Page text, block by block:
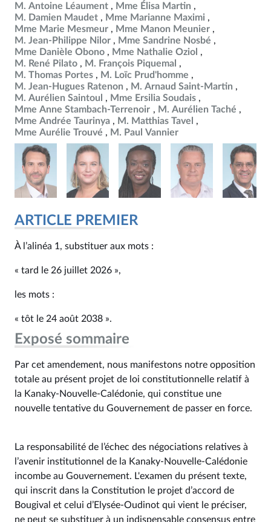
M. Antoine Léaument
Mme Élisa Martin
M. Damien Maudet
Mme Marianne Maximi
Mme Marie Mesmeur
Mme Manon Meunier
M. Jean-Philippe Nilor
Mme Sandrine Nosbé
Mme Danièle Obono
Mme Nathalie Oziol
M. René Pilato
M. François Piquemal
M. Thomas Portes
M. Loïc Prud'homme
M. Jean-Hugues Ratenon
M. Arnaud Saint-Martin
M. Aurélien Saintoul
Mme Ersilia Soudais
Mme Anne Stambach-Terrenoir
M. Aurélien Taché
Mme Andrée Taurinya
M. Matthias Tavel
Mme Aurélie Trouvé
M. Paul Vannier
ARTICLE PREMIER
À l’alinéa 1, substituer aux mots :
« tard le 26 juillet 2026 »,
les mots :
« tôt le 24 août 2038 ».
Exposé sommaire
Par cet amendement, nous manifestons notre opposition
totale au présent projet de loi constitutionnelle relatif à
la Kanaky-Nouvelle-Calédonie, qui constitue une
nouvelle tentative du Gouvernement de passer en force.
La responsabilité de l’échec des négociations relatives à
l’avenir institutionnel de la Kanaky-Nouvelle-Calédonie
incombe au Gouvernement. L'examen du présent texte,
qui inscrit dans la Constitution le projet d’accord de
Bougival et celui d’Elysée-Oudinot qui vient le préciser,
ne peut se substituer à un indispensable consensus entre